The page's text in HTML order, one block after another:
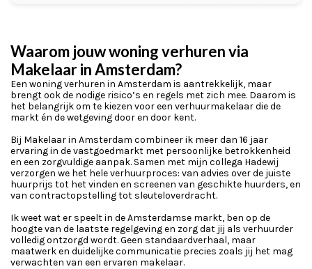
Waarom jouw woning verhuren via
Makelaar in Amsterdam?
Een woning verhuren in Amsterdam is aantrekkelijk, maar
brengt ook de nodige risico’s en regels met zich mee. Daarom is
het belangrijk om te kiezen voor een verhuurmakelaar die de
markt én de wetgeving door en door kent.
Bij Makelaar in Amsterdam combineer ik meer dan 16 jaar
ervaring in de vastgoedmarkt met persoonlijke betrokkenheid
en een zorgvuldige aanpak. Samen met mijn collega Hadewij
verzorgen we het hele verhuurproces: van advies over de juiste
huurprijs tot het vinden en screenen van geschikte huurders, en
van contractopstelling tot sleuteloverdracht.
Ik weet wat er speelt in de Amsterdamse markt, ben op de
hoogte van de laatste regelgeving en zorg dat jij als verhuurder
volledig ontzorgd wordt. Geen standaardverhaal, maar
maatwerk en duidelijke communicatie precies zoals jij het mag
verwachten van een ervaren makelaar.